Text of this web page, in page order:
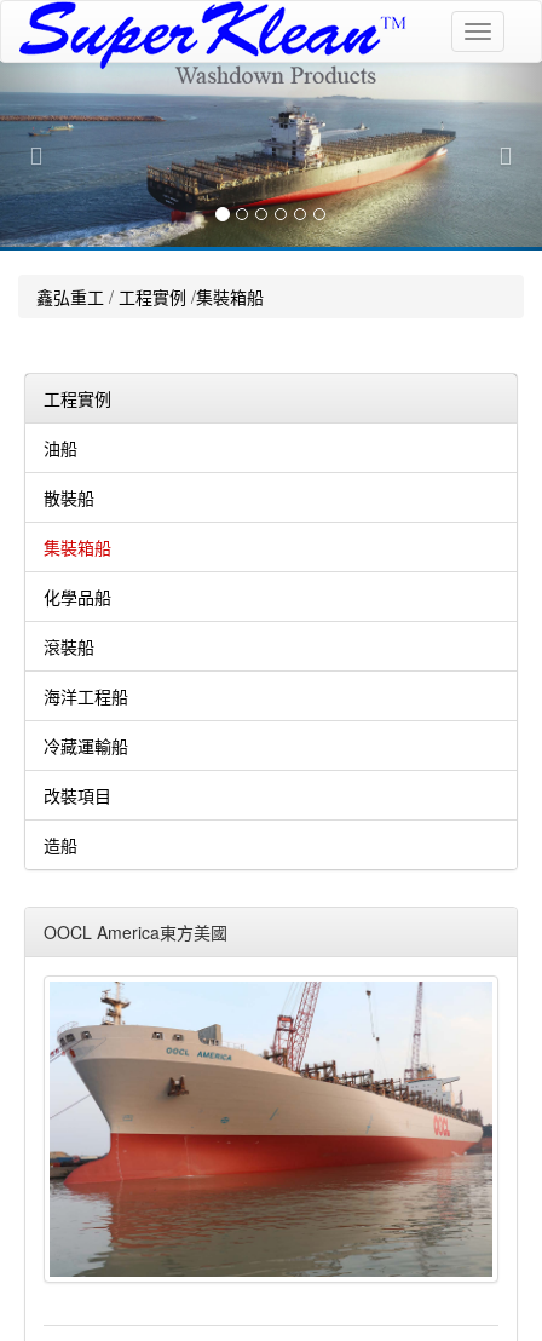
Toggle
Previous
鑫弘重工 / 工程實例 /集裝箱船
工程實例
油船
散裝船
集裝箱船
化學品船
滾裝船
海洋工程船
冷藏運輸船
改裝項目
造船
OOCL America東方美國